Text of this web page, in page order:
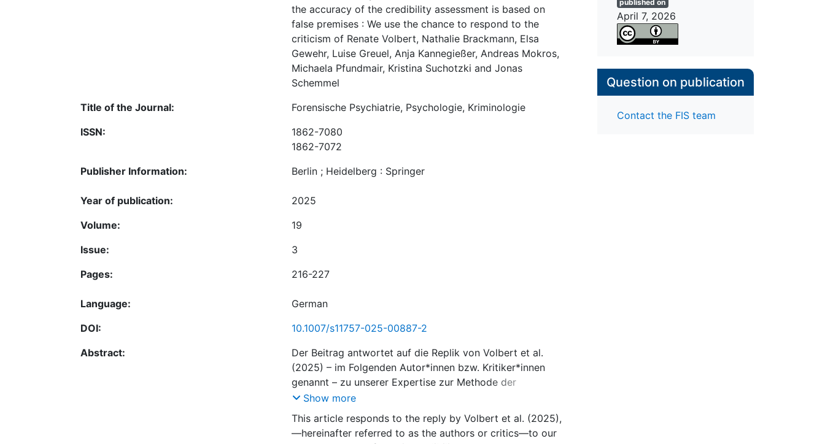
the accuracy of the credibility assessment is based on
false premises : We use the chance to respond to the
criticism of Renate Volbert, Nathalie Brackmann, Elsa
Gewehr, Luise Greuel, Anja Kannegießer, Andreas Mokros,
Michaela Pfundmair, Kristina Suchotzki and Jonas
Schemmel
Title of the Journal:
Forensische Psychiatrie, Psychologie, Kriminologie
ISSN:
1862-7080
1862-7072
Publisher Information:
Berlin ; Heidelberg : Springer
Year of publication:
2025
Volume:
19
Issue:
3
Pages:
216-227
Language:
German
DOI:
10.1007/s11757-025-00887-2
Abstract:
Der Beitrag antwortet auf die Replik von Volbert et al.
(2025) – im Folgenden Autor*innen bzw. Kritiker*innen
genannt – zu unserer Expertise zur Methode der
forensischen Glaubhaftigkeitsbegutachtung im Auftrag der
Unabhängigen Beauftragten für Fragen des sexuellen
Kindesmissbrauchs. Im Zentrum steht eine
methodenkritische Auseinandersetzung mit dem Konzept
Show more
This article responds to the reply by Volbert et al. (2025),
—hereinafter referred to as the authors or critics—to our
published on
April 7, 2026
Question on publication
Contact the FIS team